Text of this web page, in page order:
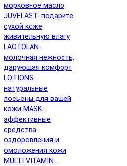
морковное масло
JUVELAST- подарите
сухой коже
живительную влагу
LACTOLAN-
молочная нежность,
дарующая комфорт
LOTIONS-
натуральные
лосьоны для вашей
кожи MASK-
эффективные
средства
оздоровления и
омоложения кожи
MULTI VITAMIN-